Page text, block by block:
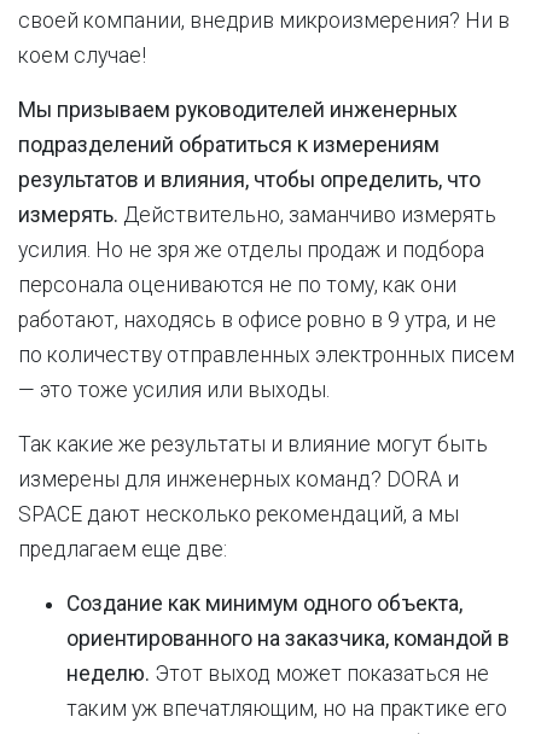
своей компании, внедрив микроизмерения? Ни в
коем случае!
Мы призываем руководителей инженерных
подразделений обратиться к измерениям
результатов и влияния, чтобы определить, что
измерять. Действительно, заманчиво измерять
усилия. Но не зря же отделы продаж и подбора
персонала оцениваются не по тому, как они
работают, находясь в офисе ровно в 9 утра, и не
по количеству отправленных электронных писем
— это тоже усилия или выходы.
Так какие же результаты и влияние могут быть
измерены для инженерных команд? DORA и
SPACE дают несколько рекомендаций, а мы
предлагаем еще две:
Создание как минимум одного объекта,
ориентированного на заказчика, командой в
неделю. Этот выход может показаться не
таким уж впечатляющим, но на практике его